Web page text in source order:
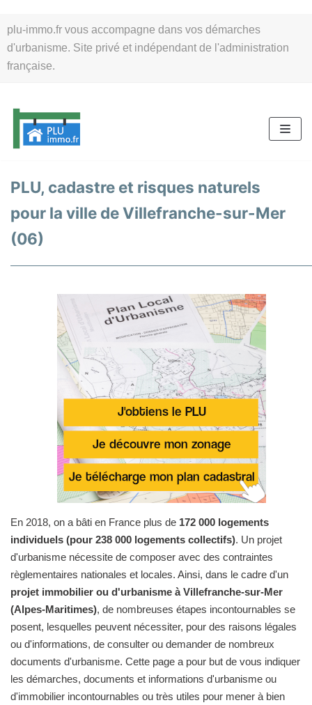
plu-immo.fr vous accompagne dans vos démarches
d'urbanisme. Site privé et indépendant de l'administration
française.
au
contenu
PLU, cadastre et risques naturels
pour la ville de Villefranche-sur-Mer
(06)
En 2018, on a bâti en France plus de 172 000 logements
individuels (pour 238 000 logements collectifs). Un projet
d'urbanisme nécessite de composer avec des contraintes
règlementaires nationales et locales. Ainsi, dans le cadre d'un
projet immobilier ou d'urbanisme à Villefranche-sur-Mer
(Alpes-Maritimes), de nombreuses étapes incontournables se
posent, lesquelles peuvent nécessiter, pour des raisons légales
ou d'informations, de consulter ou demander de nombreux
documents d'urbanisme. Cette page a pour but de vous indiquer
les démarches, documents et informations d'urbanisme ou
d'immobilier incontournables ou très utiles pour mener à bien